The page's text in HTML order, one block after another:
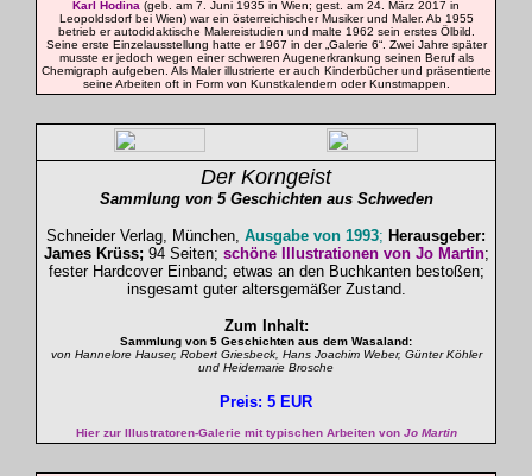
Karl Hodina (geb. am 7. Juni 1935 in Wien; gest. am 24. März 2017 in
Leopoldsdorf bei Wien) war ein österreichischer Musiker und Maler. Ab 1955
betrieb er autodidaktische Malereistudien und malte 1962 sein erstes Ölbild.
Seine erste Einzelausstellung hatte er 1967 in der „Galerie 6“. Zwei Jahre später
musste er jedoch wegen einer schweren Augenerkrankung seinen Beruf als
Chemigraph aufgeben. Als Maler illustrierte er auch Kinderbücher und präsentierte
seine Arbeiten oft in Form von Kunstkalendern oder Kunstmappen.
Der Korngeist
Sammlung von 5 Geschichten aus Schweden
Schneider Verlag, München, Ausgabe von 1993; Herausgeber:
James Krüss; 94 Seiten; schöne Illustrationen von Jo Martin;
fester Hardcover Einband; etwas an den Buchkanten bestoßen;
insgesamt guter altersgemäßer Zustand.
Zum Inhalt:
Sammlung von 5 Geschichten aus dem Wasaland:
von Hannelore Hauser, Robert Griesbeck, Hans Joachim Weber, Günter Köhler
und Heidemarie Brosche
Preis: 5 EUR
Hier zur Illustratoren-Galerie mit typischen Arbeiten von Jo Martin